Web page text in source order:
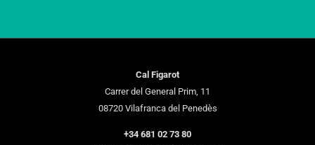
Cal Figarot
Carrer del General Prim, 11
08720 Vilafranca del Penedès
+34 681 02 73 80